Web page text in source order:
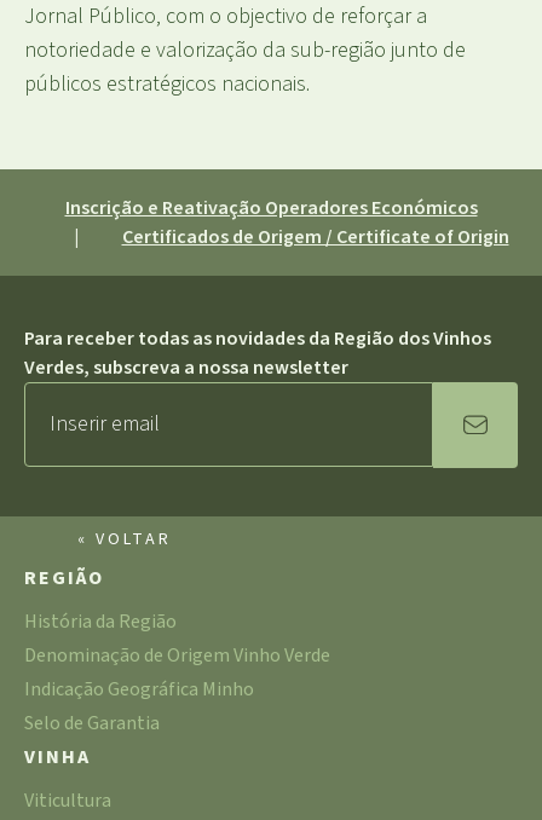
Jornal Público, com o objectivo de reforçar a
notoriedade e valorização da sub-região junto de
públicos estratégicos nacionais.
Inscrição e Reativação Operadores Económicos
|
Certificados de Origem / Certificate of Origin
Para receber todas as novidades da Região dos Vinhos
Verdes, subscreva a nossa newsletter
« VOLTAR
REGIÃO
História da Região
Denominação de Origem Vinho Verde
Indicação Geográfica Minho
Selo de Garantia
VINHA
Viticultura